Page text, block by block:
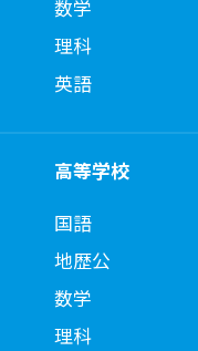
数学
理科
英語
高等学校
国語
地歴公
数学
理科